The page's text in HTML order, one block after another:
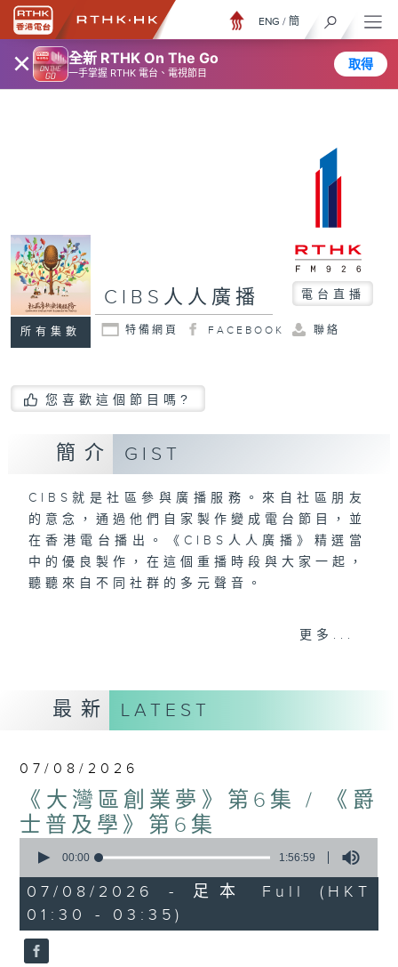
× 全新 RTHK On The Go
一手掌握 RTHK 電台、電視節目
取得
ENG / 簡
所有集數
CIBS人人廣播 電台直播
特備網頁 FACEBOOK 聯絡
您喜歡這個節目嗎?
簡介 GIST
CIBS就是社區參與廣播服務。來自社區朋友
的意念，通過他們自家製作變成電台節目，並
在香港電台播出。《CIBS人人廣播》精選當
中的優良製作，在這個重播時段與大家一起，
聽聽來自不同社群的多元聲音。
更多...
最新 LATEST
07/08/2026
《大灣區創業夢》第6集 / 《爵
士普及學》第6集
seconds
1
hour,
56
minutes,
59
seconds
00:00 1:56:59
07/08/2026 - 足本 Full (HKT
01:30 - 03:35)